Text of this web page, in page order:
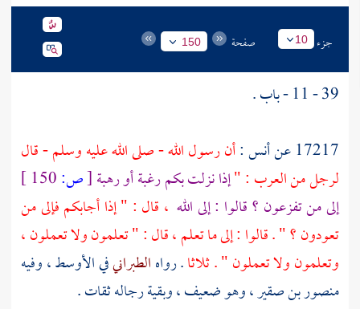
جزء 10 صفحة 150
39 - 11 - باب .
17217 عن
أنس:أن رسول الله - صلى الله عليه وسلم - قال
لرجل من العرب : "إذا نزلت بكم رغبة أو رهبة[ص:
إلى من تفزعون ؟ قالوا : إلى الله ، قال : " إذا أجابكم فإلى من
تعودون ؟ " . قالوا : إلى ما تعلم ، قال : " تعلمون ولا تعملون ،
وتعلمون ولا تعملون " . ثلاثا. رواهالطبرانيفي الأوسط ، وفيه
منصور بن صقير، وهو ضعيف ، وبقية رجاله ثقات .